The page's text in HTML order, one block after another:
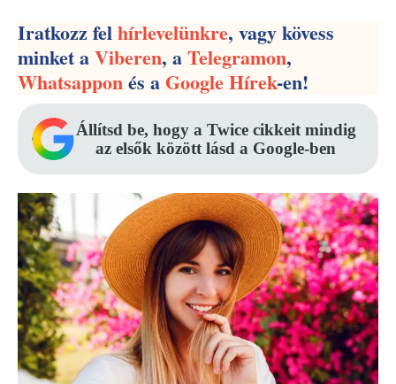
Iratkozz felhírlevelünkre, vagy kövess
minket aViberen, aTelegramon,
Whatsapponés aGoogle Hírek-en!
Állítsd be, hogy a Twice cikkeit mindig
az elsők között lásd a Google-ben